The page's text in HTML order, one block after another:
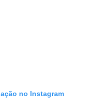
no Instagram